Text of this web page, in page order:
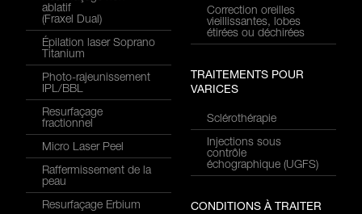
ablatif
(Fraxel Dual)
Épilation laser Soprano
Titanium
Photo-rajeunissement
IPL/BBL
Resurfaçage
fractionnel
Micro Laser Peel
Raffermissement de la
peau
Resurfaçage Erbium
Correction oreilles
vieillissantes, lobes
étirées ou déchirées
TRAITEMENTS POUR
VARICES
Sclérothérapie
Injections sous
contrôle
échographique (UGFS)
CONDITIONS À TRAITER